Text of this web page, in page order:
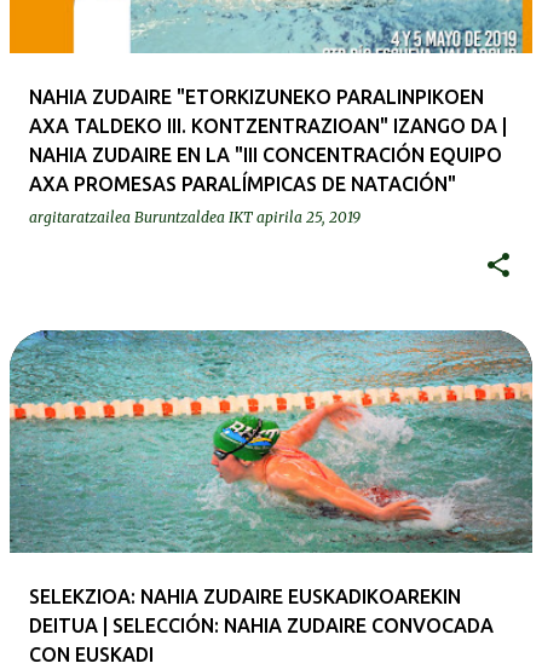
NAHIA ZUDAIRE "ETORKIZUNEKO PARALINPIKOEN
AXA TALDEKO III. KONTZENTRAZIOAN" IZANGO DA |
NAHIA ZUDAIRE EN LA "III CONCENTRACIÓN EQUIPO
AXA PROMESAS PARALÍMPICAS DE NATACIÓN"
argitaratzailea Buruntzaldea IKT apirila 25, 2019
SELEKZIOA: NAHIA ZUDAIRE EUSKADIKOAREKIN
DEITUA | SELECCIÓN: NAHIA ZUDAIRE CONVOCADA
CON EUSKADI